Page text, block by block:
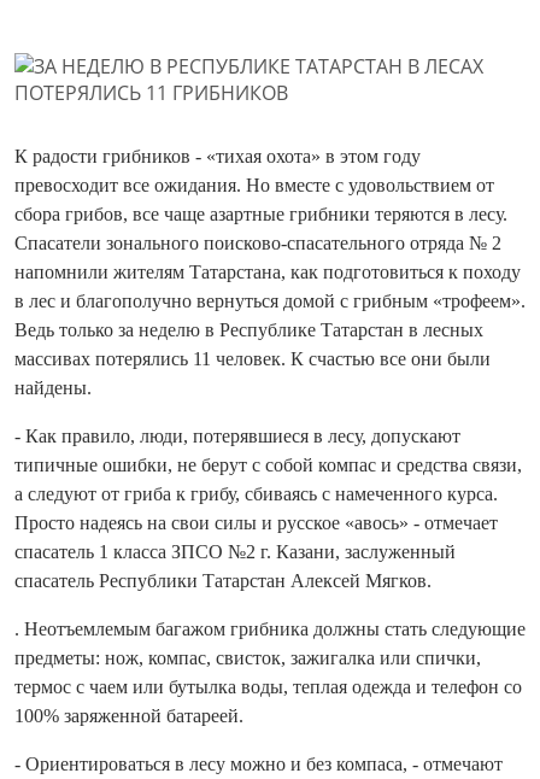
К радости грибников - «тихая охота» в этом году
превосходит все ожидания. Но вместе с удовольствием от
сбора грибов, все чаще азартные грибники теряются в лесу.
Спасатели зонального поисково-спасательного отряда № 2
напомнили жителям Татарстана, как подготовиться к походу
в лес и благополучно вернуться домой с грибным «трофеем».
Ведь только за неделю в Республике Татарстан в лесных
массивах потерялись 11 человек. К счастью все они были
найдены.
- Как правило, люди, потерявшиеся в лесу, допускают
типичные ошибки, не берут с собой компас и средства связи,
а следуют от гриба к грибу, сбиваясь с намеченного курса.
Просто надеясь на свои силы и русское «авось» - отмечает
спасатель 1 класса ЗПСО №2 г. Казани, заслуженный
спасатель Республики Татарстан Алексей Мягков.
. Неотъемлемым багажом грибника должны стать следующие
предметы: нож, компас, свисток, зажигалка или спички,
термос с чаем или бутылка воды, теплая одежда и телефон со
100% заряженной батареей.
- Ориентироваться в лесу можно и без компаса, - отмечают